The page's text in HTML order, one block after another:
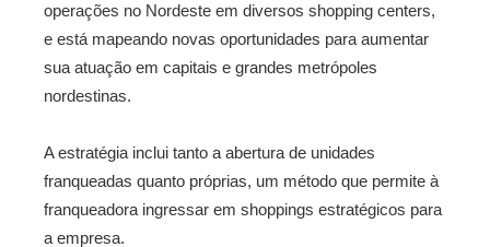
operações no Nordeste em diversos shopping centers,
e está mapeando novas oportunidades para aumentar
sua atuação em capitais e grandes metrópoles
nordestinas.
A estratégia inclui tanto a abertura de unidades
franqueadas quanto próprias, um método que permite à
franqueadora ingressar em shoppings estratégicos para
a empresa.